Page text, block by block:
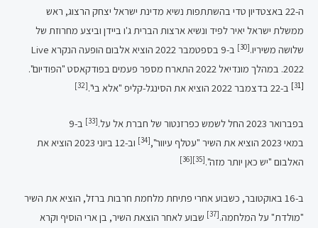
ה-22 באצטדיון טדי בהשתתפות נשיא מדינת ישראל יצחק הרצוג, ראש
ממשלת ישראל יאיר לפיד ונשיא ארצות הברית ג'ו ביידן וביצע מחרוזת של
שלושה משיריו.[30]
ב-9 בספטמבר 2022 הוציא אלבום הופעה הנקרא Live
2022. במהלך מונדיאל 2022 התארח מספר פעמים בפודקאסט "הפודיום".
[
31] ב-22 בדצמבר 2022 הוציא את הסינגל-קליפ "אלא בי". [32]
בפברואר 2023 החל לשמש כפרזנטור של חברת אל על. [33]
ב-9
במאי 2023 הוציא את השיר "עטלף עיוור",
[34]
וב-12 ביוני 2023 הוציא את
האלבום "יש כאן יותר מזה".[35]
[36]
ב-16 באוקטובר, כשבוע אחרי פתיחת מלחמת חרבות ברזל, הוציא את השיר
"מולדת" על המלחמה.[37]
שבוע לאחר הוצאת השיר, בן ארי הוסיף וקרא